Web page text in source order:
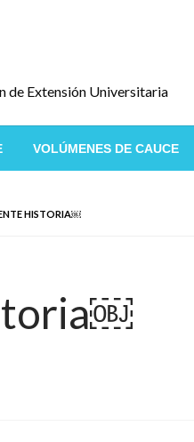
de Extensión Universitaria
VOLÚMENES DE CAUCE
HISTORIA￼